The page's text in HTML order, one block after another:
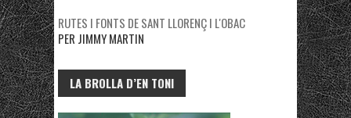
RUTES I FONTS DE SANT LLORENÇ I L'OBAC
PER JIMMY MARTIN
LA BROLLA D’EN TONI